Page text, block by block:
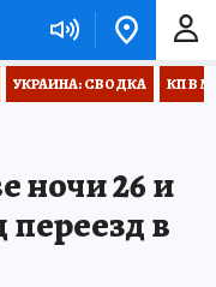
УКРАИНА: СВОДКА КП В
ночи 26 и
в